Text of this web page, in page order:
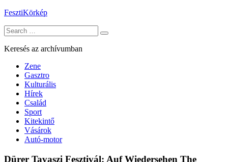
Skip
content
FesztiKörkép
Search
for:
Keresés az archívumban
Zene
Gasztro
Kulturális
Hírek
Család
Sport
Kitekintő
Vásárok
Autó-motor
Dürer Tavaszi Fesztivál: Auf Wiedersehen The